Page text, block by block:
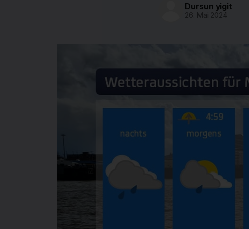
Dursun yigit
26. Mai 2024